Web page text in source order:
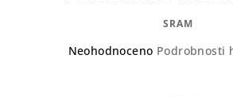
SRAM
Průměrné
Neohodnoceno Podrobnosti